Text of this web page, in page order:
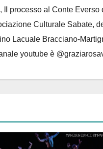
Il processo al Conte Everso
Culturale Sabate,
Lacuale Bracciano-
youtube è